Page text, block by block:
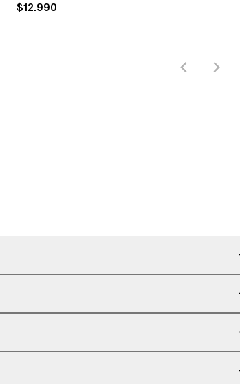
PRICE:
$12.990